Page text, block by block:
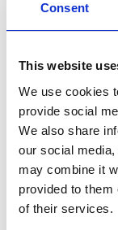
Consent
This website
We use cookies
provide social
We also share
our social
may combine it
provided to them
of their services.
meinen
immer
helfen und
Was
sein
beginnt?